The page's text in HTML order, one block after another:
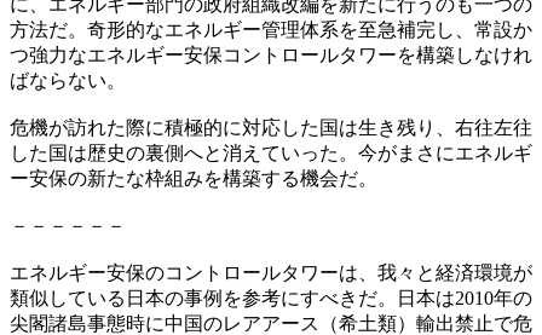
に、エネルギー部門の政府組織改編を新たに行うのも一つの
方法だ。奇形的なエネルギー管理体系を至急補完し、常設か
つ強力なエネルギー安保コントロールタワーを構築しなけれ
ばならない。
危機が訪れた際に積極的に対応した国は生き残り、右往左往
した国は歴史の裏側へと消えていった。今がまさにエネルギ
ー安保の新たな枠組みを構築する機会だ。
－－－－－－
エネルギー安保のコントロールタワーは、我々と経済環境が
類似している日本の事例を参考にすべきだ。日本は2010年の
尖閣諸島事態時に中国のレアアース（希土類）輸出禁止で危